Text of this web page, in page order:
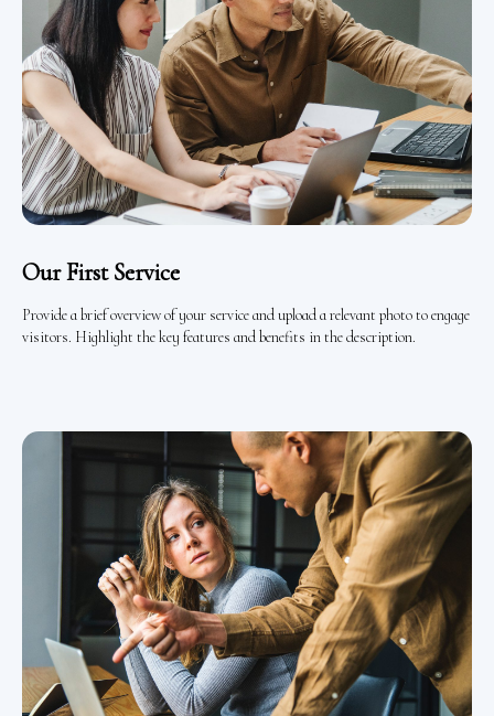
Our First Service
Provide a brief overview of your service and upload a relevant photo to engage
visitors. Highlight the key features and benefits in the description.